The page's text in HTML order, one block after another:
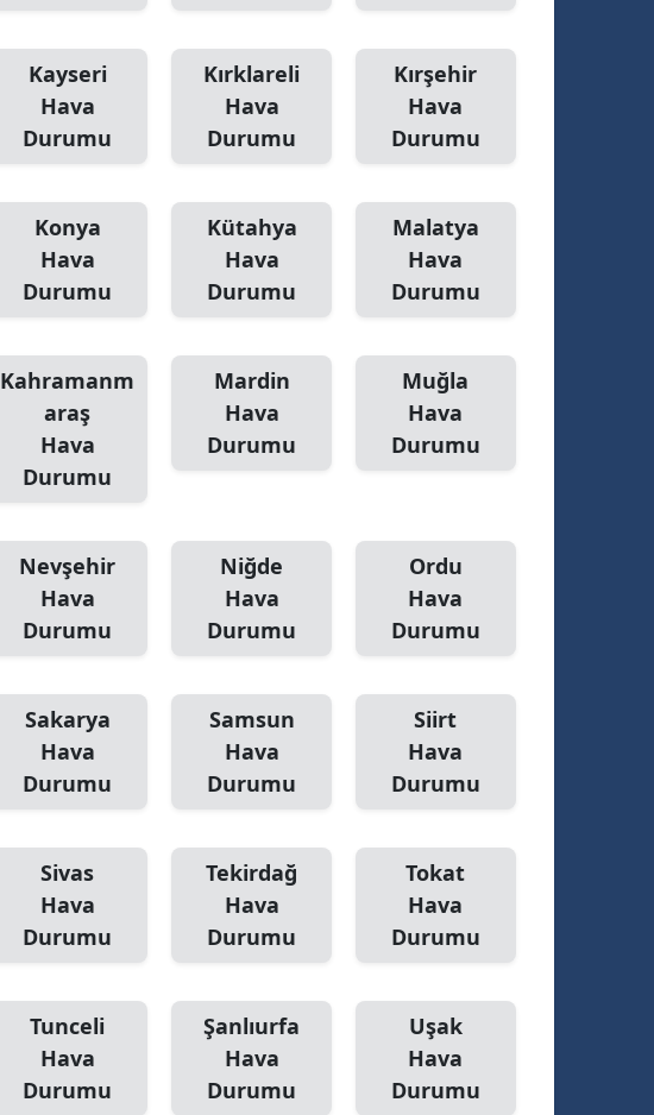
Kayseri
Hava
Durumu
Kırklareli
Hava
Durumu
Kırşehir
Hava
Durumu
Konya
Hava
Durumu
Kütahya
Hava
Durumu
Malatya
Hava
Durumu
Kahramanm
araş
Hava
Durumu
Mardin
Hava
Durumu
Muğla
Hava
Durumu
Nevşehir
Hava
Durumu
Niğde
Hava
Durumu
Ordu
Hava
Durumu
Sakarya
Hava
Durumu
Samsun
Hava
Durumu
Siirt
Hava
Durumu
Sivas
Hava
Durumu
Tekirdağ
Hava
Durumu
Tokat
Hava
Durumu
Tunceli
Hava
Durumu
Şanlıurfa
Hava
Durumu
Uşak
Hava
Durumu